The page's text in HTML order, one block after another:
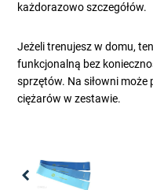
każdorazowo szczegółów.
Jeżeli trenujesz w domu,
funkcjonalną bez
sprzętów. Na siłowni może
ciężarów w zestawie.